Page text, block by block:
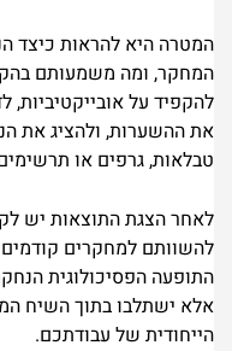
המטרה היא להראות כיצד
המחקר, ומה משמעותם
להקפיד על
את ההשערות, ולהציג את
טבלאות, גרפים או
לאחר הצגת התוצאות יש
להשוותם למחקרים
התופעה הפסיכולוגית
אלא ישתלבו בתוך השיח
הייחודית של עבודתכם.